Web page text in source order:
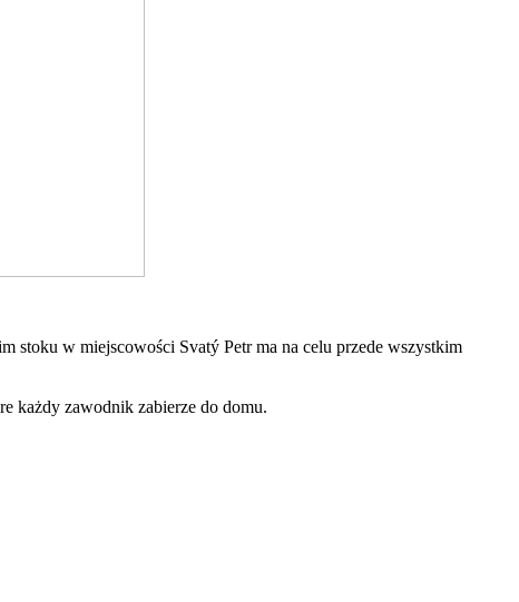
stoku w miejscowości Svatý Petr ma na celu przede wszystkim
każdy zawodnik zabierze do domu.